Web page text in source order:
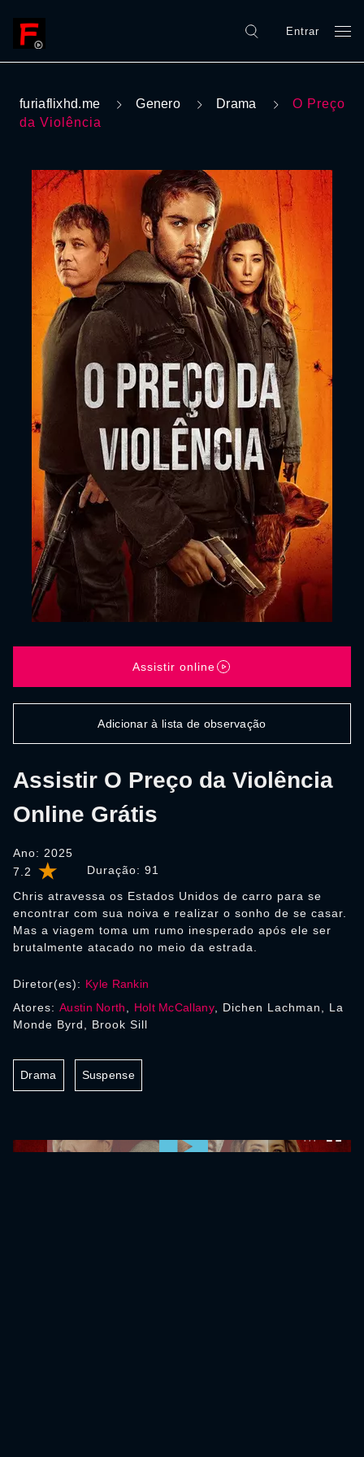
Entrar
furiaflixhd.me Genero Drama
O Preço
da Violência
7.2 Duração: 91
Assistir O Preço da Violência
Online Grátis
Ano: 2025
Chris atravessa os Estados Unidos de carro para se
encontrar com sua noiva e realizar o sonho de se casar.
Mas a viagem toma um rumo inesperado após ele ser
brutalmente atacado no meio da estrada.
Assistir online
Adicionar à lista de observação
Diretor(es): Kyle Rankin
Atores: Austin North Holt McCallany, Dichen Lachman, La
Monde Byrd, Brook Sill
Drama Suspense